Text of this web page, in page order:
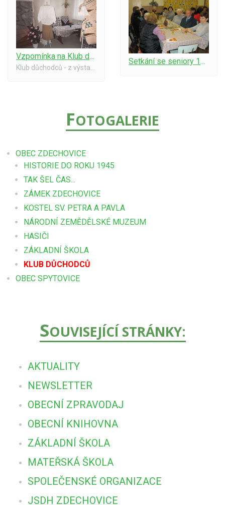
Vzpomínka na Klub důchodců z r. 1998 - Výstavka ručních prací Setkání se seniory 11.prosince 2019
FOTOGALERIE
OBEC ZDECHOVICE
HISTORIE DO ROKU 1945
TAK ŠEL ČAS...
ZÁMEK ZDECHOVICE
KOSTEL SV. PETRA A PAVLA
NÁRODNÍ ZEMĚDĚLSKÉ MUZEUM
HASIČI
ZÁKLADNÍ ŠKOLA
KLUB DŮCHODCŮ
OBEC SPYTOVICE
SOUVISEJÍCÍ STRÁNKY:
AKTUALITY
NEWSLETTER
OBECNÍ ZPRAVODAJ
OBECNÍ KNIHOVNA
ZÁKLADNÍ ŠKOLA
MATEŘSKÁ ŠKOLA
SPOLEČENSKÉ ORGANIZACE
JSDH ZDECHOVICE